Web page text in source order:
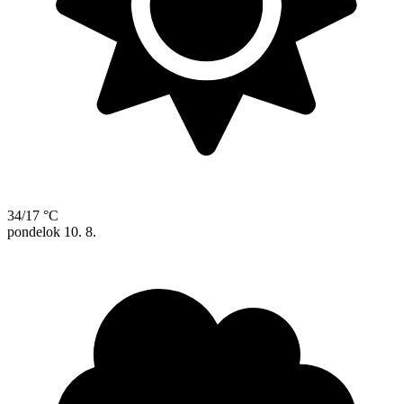
34/17 °C
pondelok 10. 8.